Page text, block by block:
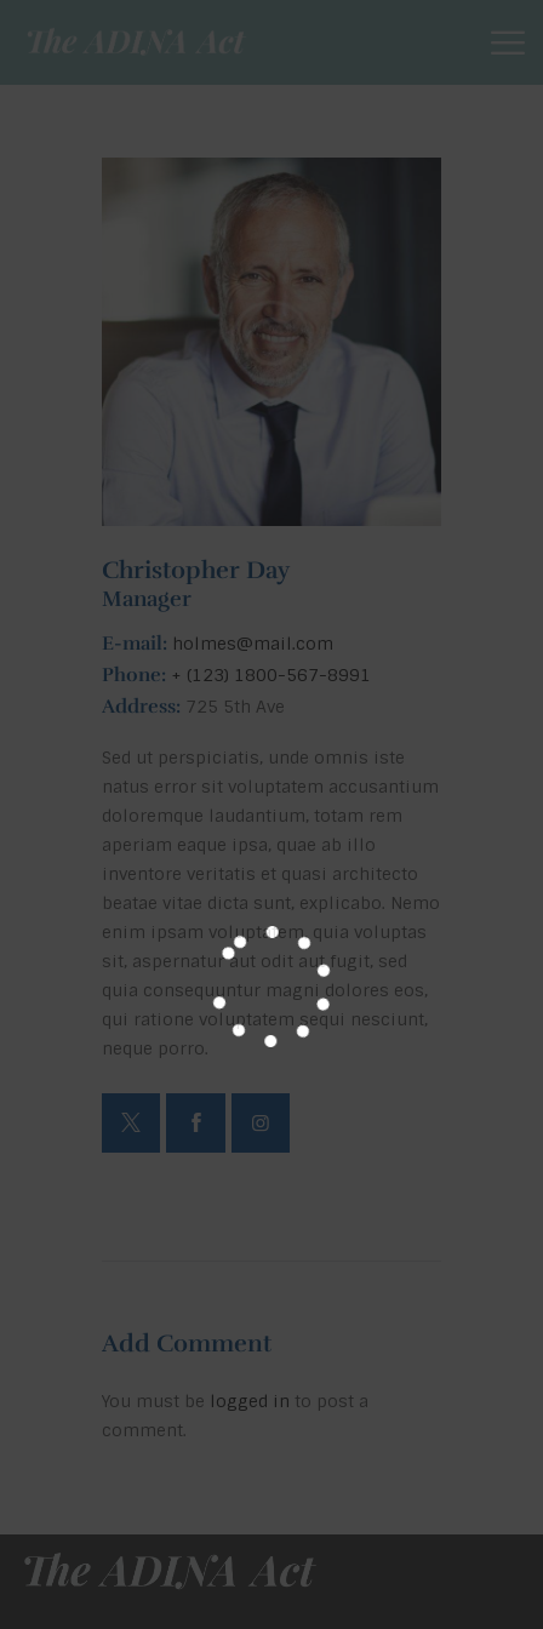
Christopher Day
Manager
E-mail: holmes@mail.com
Phone: + (123) 1800-567-8991
Address: 725 5th Ave
Sed ut perspiciatis, unde omnis iste
natus error sit voluptatem accusantium
doloremque laudantium, totam rem
aperiam eaque ipsa, quae ab illo
inventore veritatis et quasi architecto
beatae vitae dicta sunt, explicabo. Nemo
enim ipsam voluptatem, quia voluptas
sit, aspernatur aut odit aut fugit, sed
quia consequuntur magni dolores eos,
qui ratione voluptatem sequi nesciunt,
neque porro.
Add Comment
You must be logged in to post a
comment.